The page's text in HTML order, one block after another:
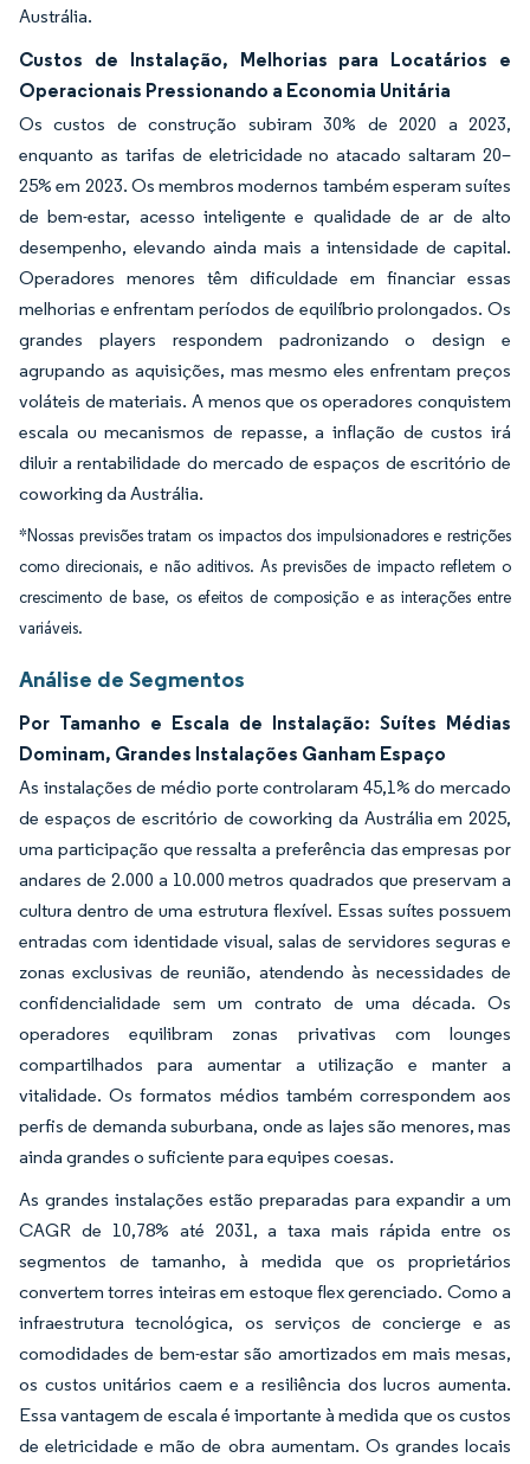
Austrália.
Custos de Instalação, Melhorias para Locatários e
Operacionais Pressionando a Economia Unitária
Os custos de construção subiram 30% de 2020 a 2023,
enquanto as tarifas de eletricidade no atacado saltaram 20–
25% em 2023. Os membros modernos também esperam suítes
de bem-estar, acesso inteligente e qualidade de ar de alto
desempenho, elevando ainda mais a intensidade de capital.
Operadores menores têm dificuldade em financiar essas
melhorias e enfrentam períodos de equilíbrio prolongados. Os
grandes players respondem padronizando o design e
agrupando as aquisições, mas mesmo eles enfrentam preços
voláteis de materiais. A menos que os operadores conquistem
escala ou mecanismos de repasse, a inflação de custos irá
diluir a rentabilidade do mercado de espaços de escritório de
coworking da Austrália.
*Nossas previsões tratam os impactos dos impulsionadores e restrições
como direcionais, e não aditivos. As previsões de impacto refletem o
crescimento de base, os efeitos de composição e as interações entre
variáveis.
Análise de Segmentos
Por Tamanho e Escala de Instalação: Suítes Médias
Dominam, Grandes Instalações Ganham Espaço
As instalações de médio porte controlaram 45,1% do mercado
de espaços de escritório de coworking da Austrália em 2025,
uma participação que ressalta a preferência das empresas por
andares de 2.000 a 10.000 metros quadrados que preservam a
cultura dentro de uma estrutura flexível. Essas suítes possuem
entradas com identidade visual, salas de servidores seguras e
zonas exclusivas de reunião, atendendo às necessidades de
confidencialidade sem um contrato de uma década. Os
operadores equilibram zonas privativas com lounges
compartilhados para aumentar a utilização e manter a
vitalidade. Os formatos médios também correspondem aos
perfis de demanda suburbana, onde as lajes são menores, mas
ainda grandes o suficiente para equipes coesas.
As grandes instalações estão preparadas para expandir a um
CAGR de 10,78% até 2031, a taxa mais rápida entre os
segmentos de tamanho, à medida que os proprietários
convertem torres inteiras em estoque flex gerenciado. Como a
infraestrutura tecnológica, os serviços de concierge e as
comodidades de bem-estar são amortizados em mais mesas,
os custos unitários caem e a resiliência dos lucros aumenta.
Essa vantagem de escala é importante à medida que os custos
de eletricidade e mão de obra aumentam. Os grandes locais